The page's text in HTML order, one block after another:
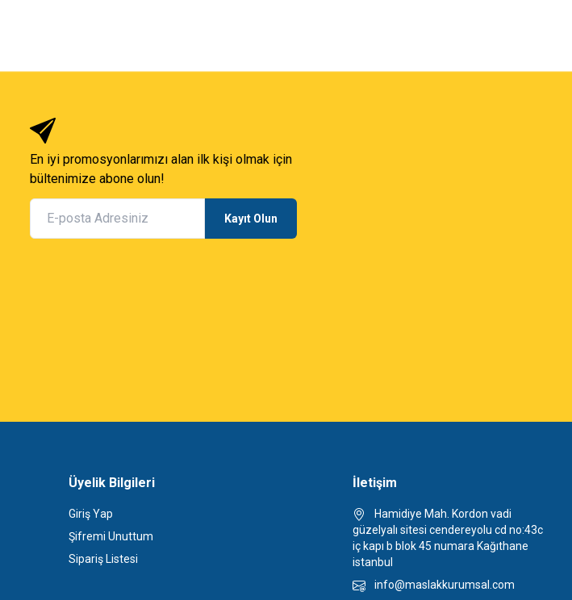
En iyi promosyonlarımızı alan ilk kişi olmak için
bültenimize abone olun!
Kayıt Olun
Üyelik Bilgileri
Giriş Yap
Şifremi Unuttum
Sipariş Listesi
İletişim
Hamidiye Mah. Kordon vadi
güzelyalı sitesi cendereyolu cd no:43c
iç kapı b blok 45 numara Kağıthane
istanbul
info@maslakkurumsal.com